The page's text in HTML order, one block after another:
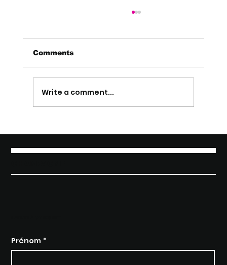
Prénom *
Comments
Write a comment...